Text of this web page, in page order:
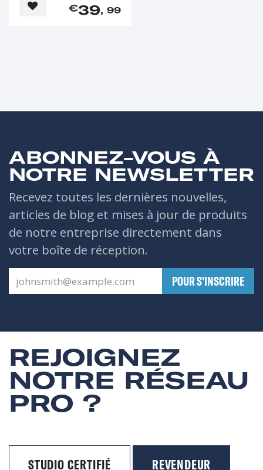
€39, 99
ABONNEZ-VOUS À
NOTRE NEWSLETTER
Recevez toutes les dernières nouvelles,
articles de blog et mises à jour de produits
de notre entreprise directement dans
votre boîte de réception.
​POUR S'INSCRIRE
REJOIGNEZ
NOTRE RÉSEAU
PRO ?
STUDIO CERTIFIÉ REVENDEUR